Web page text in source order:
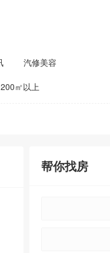
汽修美容
200㎡以上
帮你找房